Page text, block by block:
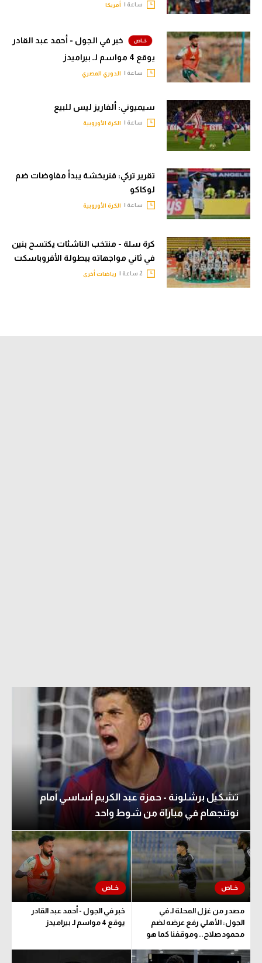
ساعة | أمريكا
خبر في الجول - أحمد عبد القادر
يوقع 4 مواسم لـ بيراميدز
ساعة | الدوري المصري
سيميوني: ألفاريز ليس للبيع
ساعة | الكرة الأوروبية
تقرير تركي: فنربخشة يبدأ مفاوضات ضم
لوكاكو
ساعة | الكرة الأوروبية
كرة سلة - منتخب الناشئات يكتسح بنين
في ثاني مواجهاته ببطولة الأفروباسكت
رياضات أخرى
تشكيل برشلونة - حمزة عبد الكريم أساسي أمام
نوتنجهام في مباراة من شوط واحد
مصدر من غزل المحلة لـ في
الجول: الأهلي رفع عرضه لضم
محمود صلاح.. وموقفنا كما هو
خبر في الجول - أحمد عبد القادر
يوقع 4 مواسم لـ بيراميدز